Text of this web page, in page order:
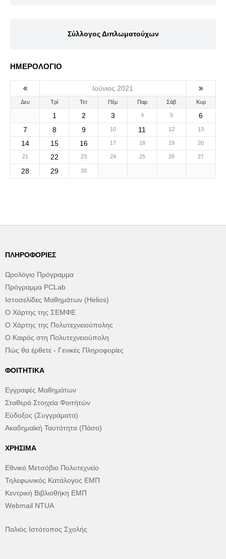
Σύλλογος Διπλωματούχων
ΗΜΕΡΟΛΟΓΙΟ
« Ιούνιος 2021 »
Δευ Τρί Τετ Πέμ Παρ Σάβ Κυρ
1 2 3 4 5
6
7
8 9 10 11 12 13
14 15 16 17 18 19 20
21 22 23 24 25 26 27
28 29 30
ΠΛΗΡΟΦΟΡΊΕΣ
Ωρολόγιο Πρόγραμμα
Πρόγραμμα PCLab
Ιστοσελίδες Μαθημάτων (Helios)
Ο Χάρτης της ΣΕΜΦΕ
Ο Χάρτης της Πολυτεχνειούπολης
Ο Καιρός στη Πολυτεχνειούπολη
Πώς θα έρθετε - Γενικές Πληροφορίες
ΦΟΙΤΗΤΙΚΆ
Εγγραφές Μαθημάτων
Σταθερά Στοιχεία Φοιτήτών
Εύδοξος (Συγγράματα)
Ακαδημαϊκή Ταυτότητα (Πάσο)
ΧΡΉΣΙΜΑ
Εθνικό Μετσόβιο Πολυτεχνείο
Τηλεφωνικός Κατάλογος ΕΜΠ
Κεντρική Βιβλιοθήκη ΕΜΠ
Webmail NTUA
Παλιός Ιστότοπος Σχολής